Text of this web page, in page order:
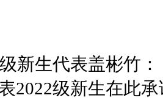
新生代表盖彬竹：
2022级新生在此